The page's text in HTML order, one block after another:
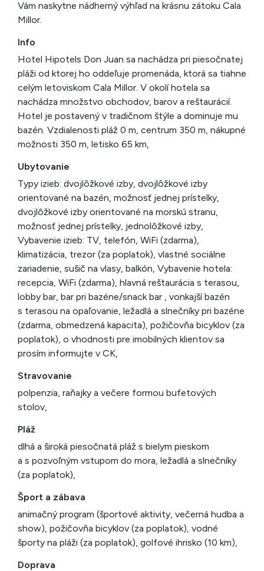
Vám naskytne nádherný výhľad na krásnu zátoku Cala
Millor.
Info
Hotel Hipotels Don Juan sa nachádza pri piesočnatej
pláži od ktorej ho oddeľuje promenáda, ktorá sa tiahne
celým letoviskom Cala Millor. V okolí hotela sa
nachádza množstvo obchodov, barov a reštaurácií.
Hotel je postavený v tradičnom štýle a dominuje mu
bazén. Vzdialenosti pláž 0 m, centrum 350 m, nákupné
možnosti 350 m, letisko 65 km,
Ubytovanie
Typy izieb: dvojlôžkové izby, dvojlôžkové izby
orientované na bazén, možnosť jednej prístelky,
dvojlôžkové izby orientované na morskú stranu,
možnosť jednej prístelky, jednolôžkové izby,
Vybavenie izieb: TV, telefón, WiFi (zdarma),
klimatizácia, trezor (za poplatok), vlastné sociálne
zariadenie, sušič na vlasy, balkón, Vybavenie hotela:
recepcia, WiFi (zdarma), hlavná reštaurácia s terasou,
lobby bar, bar pri bazéne/snack bar , vonkajší bazén
s terasou na opaľovanie, ležadlá a slnečníky pri bazéne
(zdarma, obmedzená kapacita), požičovňa bicyklov (za
poplatok), o vhodnosti pre imobilných klientov sa
prosím informujte v CK,
Stravovanie
polpenzia, raňajky a večere formou bufetových
stolov,
Pláž
dlhá a široká piesočnatá pláž s bielym pieskom
a s pozvoľným vstupom do mora, ležadlá a slnečníky
(za poplatok),
Šport a zábava
animačný program (športové aktivity, večerná hudba a
show), požičovňa bicyklov (za poplatok), vodné
športy na pláži (za poplatok), golfové ihrisko (10 km),
Doprava